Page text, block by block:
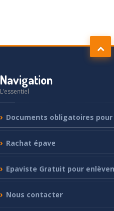
Navigation
L’essentiel
Documents obligatoires pour
Rachat épave
Epaviste Gratuit pour
Nous contacter